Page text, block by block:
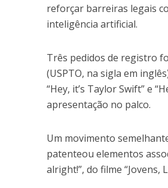
reforçar barreiras legais
inteligência artificial.
Três pedidos de registro
(USPTO, na sigla em
“Hey, it’s Taylor Swift” e
apresentação no palco.
Um movimento
patenteou elementos
alright!”, do filme “Jovens,